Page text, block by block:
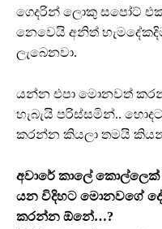
ගෙදරින් ලොකු සපෝට්
නෙවෙයි අනිත්
ලැබෙනවා.
යන්න එපා මොනවත්
හැබැයි පරිස්සමින්..
කරන්න කියලා තමයි
අවාරේ කාලේ
යන විදිහට මොනවගේ
කරන්න ඕනේ…?